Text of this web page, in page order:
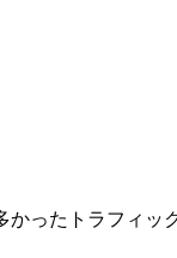
ったトラフィッ